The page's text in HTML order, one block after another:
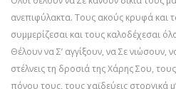
ανεπιφύλακτα. Τους ακούς κρυφά και
συμμερίζεσαι και τους καλοδέχεσαι
Θέλουν να Σ’ αγγίξουν, να Σε νιώσουν,
στέλνεις τη δροσιά της Χάρης Σου,
πόνου τους, τους χαϊδεύεις στοργικά